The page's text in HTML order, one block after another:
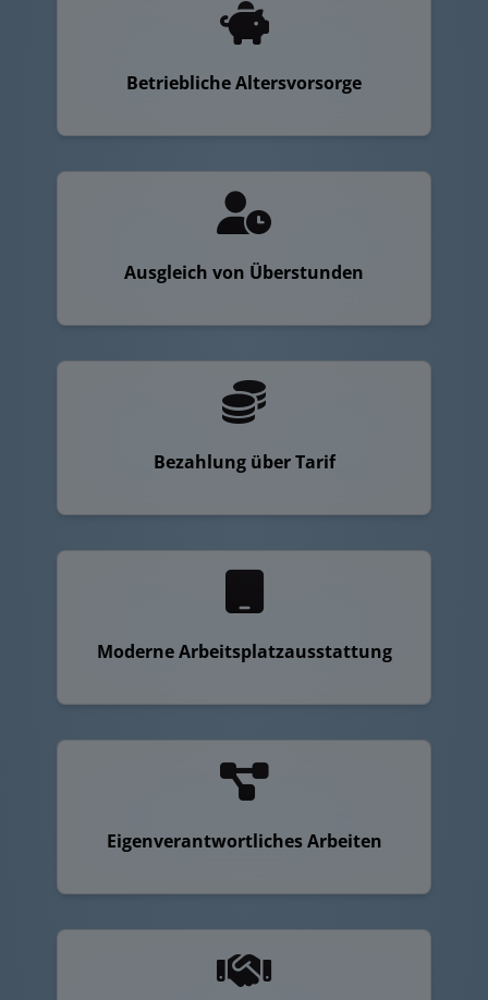
Betriebliche Altersvorsorge
Ausgleich von Überstunden
Bezahlung über Tarif
Moderne Arbeitsplatzausstattung
Eigenverantwortliches Arbeiten